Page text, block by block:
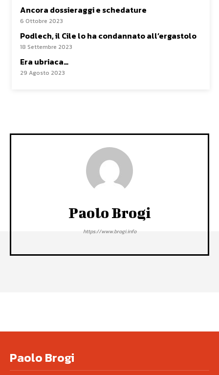
Ancora dossieraggi e schedature
6 Ottobre 2023
Podlech, il Cile lo ha condannato all’ergastolo
18 Settembre 2023
Era ubriaca…
29 Agosto 2023
Paolo Brogi
https://www.brogi.info
Paolo Brogi